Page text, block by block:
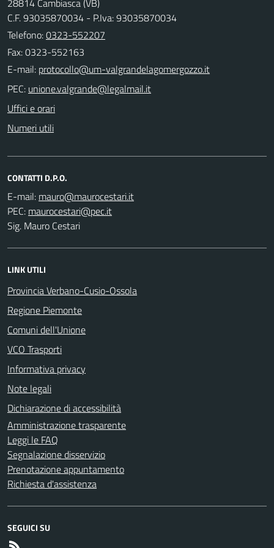
C.F. 93035870034 - P.Iva: 93035870034
Telefono:0323-552207
Fax: 0323-552163
E-mail:
PEC:
Uffici e orari
Numeri utili
CONTATTI D.P.O.
E-mail:
PEC:
Sig. Mauro Cestari
LINK UTILI
Provincia Verbano-Cusio-Ossola
Regione Piemonte
Comuni dell'Unione
VCO Trasporti
Informativa privacy
Note legali
Dichiarazione di accessibilità
Amministrazione trasparente
Leggi le FAQ
Segnalazione disservizio
Prenotazione appuntamento
Richiesta d'assistenza
SEGUICI SU